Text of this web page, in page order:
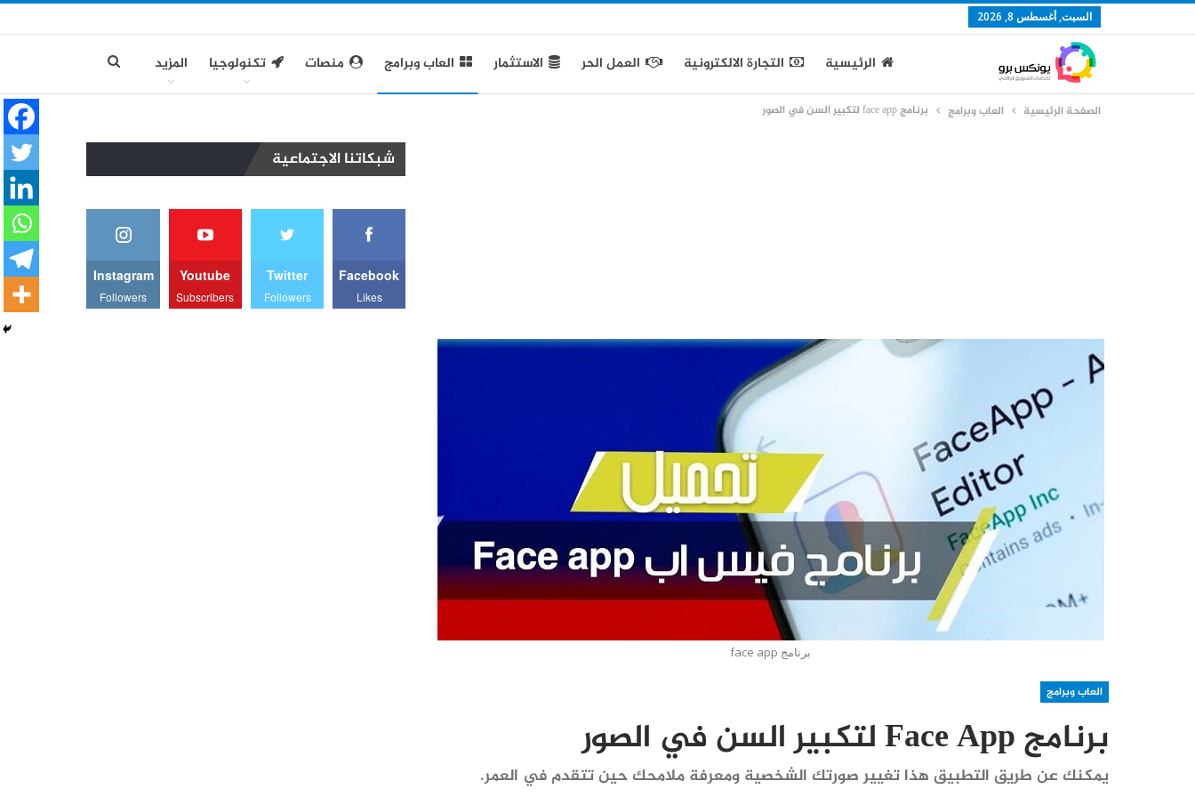
السبت, أغسطس 8, 2026
الرئيسية التجارة الالكترونية العمل الحر الاستثمار العاب وبرامج منصات تكنولوجيا المزيد
الصفحة الرئيسية العاب وبرامج برنامج face app لتكبير السن في الصور
برنامج face app
العاب وبرامج
برنامج Face App لتكبير السن في الصور
يمكنك عن طريق التطبيق هذا تغيير صورتك الشخصية ومعرفة ملامحك حين تتقدم في العمر.
شبكاتنا الاجتماعية
Facebook
Likes
Twitter
Followers
Youtube
Subscribers
Instagram
Followers